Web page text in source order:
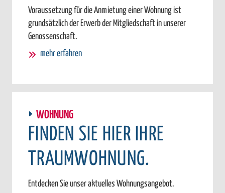
Voraussetzung für die Anmietung einer Wohnung ist
grundsätzlich der Erwerb der Mitgliedschaft in unserer
Genossenschaft.
mehr erfahren
WOHNUNG
FINDEN SIE HIER IHRE
TRAUMWOHNUNG.
Entdecken Sie unser aktuelles Wohnungsangebot.